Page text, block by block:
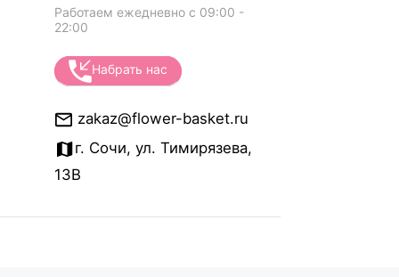
Работаем ежедневно с 09:00 -
22:00
Набрать нас
zakaz@flower-basket.ru
г. Сочи, ул. Тимирязева,
13В